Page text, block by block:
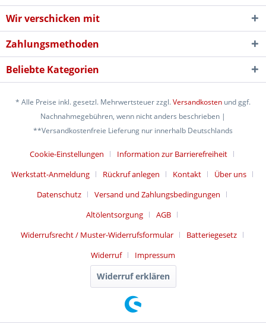
Wir verschicken mit
Zahlungsmethoden
Beliebte Kategorien
* Alle Preise inkl. gesetzl. Mehrwertsteuer zzgl.Versandkosten und ggf.
Nachnahmegebühren, wenn nicht anders beschrieben |
**Versandkostenfreie Lieferung nur innerhalb Deutschlands
Cookie-Einstellungen
Information zur Barrierefreiheit
Werkstatt-Anmeldung
Rückruf anlegen Kontakt
Über uns
Datenschutz
Versand und Zahlungsbedingungen
Altölentsorgung
AGB
Widerrufsrecht / Muster-Widerrufsformular
Batteriegesetz
Widerruf
Impressum
Widerruf erklären